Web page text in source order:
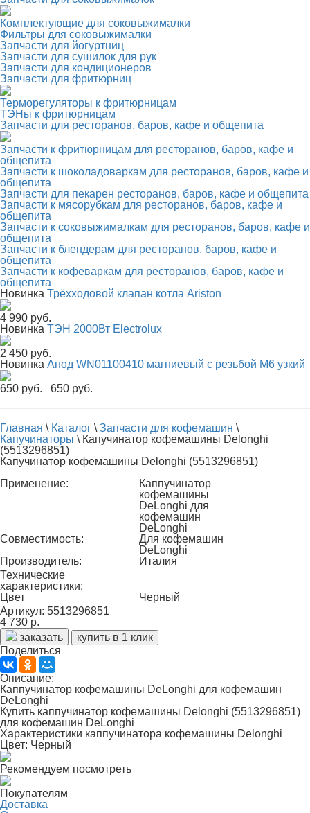
Комплектующие для соковыжималки
Фильтры для соковыжималки
Запчасти для йогуртниц
Запчасти для сушилок для рук
Запчасти для кондиционеров
Запчасти для фритюрниц
Терморегуляторы к фритюрницам
ТЭНы к фритюрницам
Запчасти для ресторанов, баров, кафе и общепита
Запчасти к фритюрницам для ресторанов, баров, кафе и
общепита
Запчасти к шоколадоваркам для ресторанов, баров, кафе и
общепита
Запчасти для пекарен ресторанов, баров, кафе и общепита
Запчасти к мясорубкам для ресторанов, баров, кафе и
общепита
Запчасти к соковыжималкам для ресторанов, баров, кафе и
общепита
Запчасти к блендерам для ресторанов, баров, кафе и
общепита
Запчасти к кофеваркам для ресторанов, баров, кафе и
общепита
Новинка Трёхходовой клапан котла Ariston
4 990 руб.
Новинка ТЭН 2000Вт Electrolux
2 450 руб.
Новинка Анод WN01100410 магниевый с резьбой М6 узкий
650 руб. 650 руб.
Главная \ Каталог \ Запчасти для кофемашин \
Капучинаторы \ Капучинатор кофемашины Delonghi
(5513296851)
Капучинатор кофемашины Delonghi (5513296851)
Применение:
Каппучинатор
кофемашины
DeLonghi для
кофемашин
DeLonghi
Совместимость:
Для кофемашин
DeLonghi
Производитель:
Италия
Технические
характеристики:
Цвет
Черный
Артикул: 5513296851
4 730 р.
заказать
купить в 1 клик
Поделиться
Описание:
Каппучинатор кофемашины DeLonghi для кофемашин
DeLonghi
Купить каппучинатор кофемашины Delonghi (5513296851)
для кофемашин DeLonghi
Характеристики каппучинатора кофемашины Delonghi
Цвет: Черный
Рекомендуем посмотреть
Покупателям
Доставка